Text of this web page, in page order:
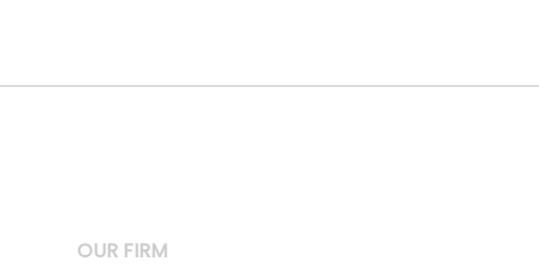
OUR FIRM